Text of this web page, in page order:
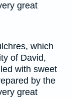
great
which
of David,
with sweet
by the
great